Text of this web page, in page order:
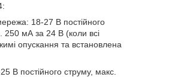
18-27 В постійного
250 мА за 24 В (коли всі
опускання та встановлена
В постійного струму, макс.